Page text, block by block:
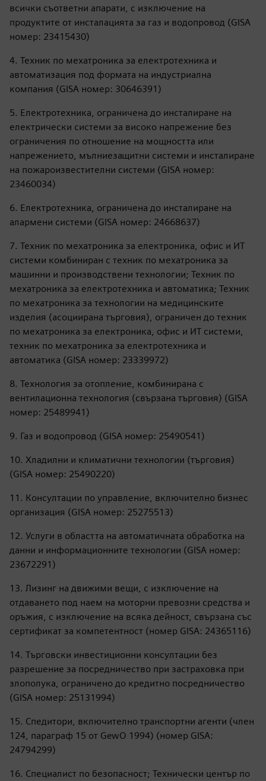
всички съответни апарати, с изключение на
продуктите от инсталацията за газ и водопровод (GISA
номер: 23415430)
4. Техник по мехатроника за електротехника и
автоматизация под формата на индустриална
компания (GISA номер: 30646391)
5. Електротехника, ограничена до инсталиране на
електрически системи за високо напрежение без
ограничения по отношение на мощността или
напрежението, мълниезащитни системи и инсталиране
на пожароизвестителни системи (GISA номер:
23460034)
6. Електротехника, ограничена до инсталиране на
алармени системи (GISA номер: 24668637)
7. Техник по мехатроника за електроника, офис и ИТ
системи комбиниран с техник по мехатроника за
машинни и производствени технологии; Техник по
мехатроника за електротехника и автоматика; Техник
по мехатроника за технологии на медицинските
изделия (асоциирана търговия), ограничен до техник
по мехатроника за електроника, офис и ИТ системи,
техник по мехатроника за електротехника и
автоматика (GISA номер: 23339972)
8. Технология за отопление, комбинирана с
вентилационна технология (свързана търговия) (GISA
номер: 25489941)
9. Газ и водопровод (GISA номер: 25490541)
10. Хладилни и климатични технологии (търговия)
(GISA номер: 25490220)
11. Консултации по управление, включително бизнес
организация (GISA номер: 25275513)
12. Услуги в областта на автоматичната обработка на
данни и информационните технологии (GISA номер:
23672291)
13. Лизинг на движими вещи, с изключение на
отдаването под наем на моторни превозни средства и
оръжия, с изключение на всяка дейност, свързана със
сертификат за компетентност (номер GISA: 24365116)
14. Търговски инвестиционни консултации без
разрешение за посредничество при застраховка при
злополука, ограничено до кредитно посредничество
(GISA номер: 25131994)
15. Спедитори, включително транспортни агенти (член
124, параграф 15 от GewO 1994) (номер GISA:
24794299)
16. Специалист по безопасност; Технически център по